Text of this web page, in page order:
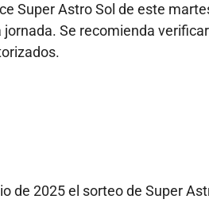
Super Astro Sol de este
Se recomienda
de 2025 el sorteo de Super